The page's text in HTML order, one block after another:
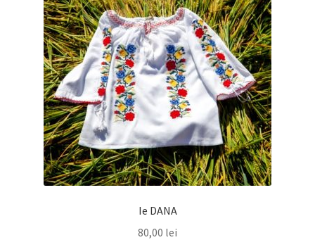
pot
fi
alese
în
pagina
produsului.
Ie DANA
80,00 lei